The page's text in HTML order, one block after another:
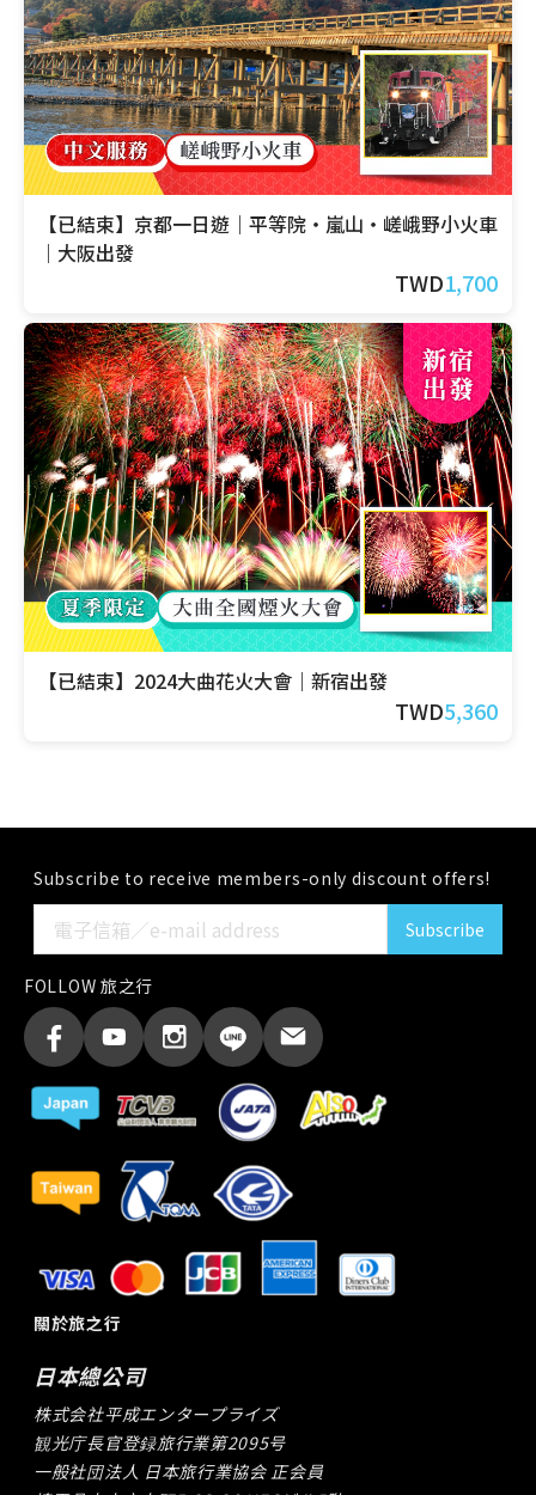
【已結束】京都一日遊｜平等院・嵐山・嵯峨野小火車
｜大阪出發
TWD1,700
【已結束】2024大曲花火大會｜新宿出發
TWD5,360
關於旅之行
日本總公司
株式会社平成エンタープライズ
観光庁長官登録旅行業第2095号
一般社団法人 日本旅行業協会 正会員
Subscribe to receive members-only discount offers!
Subscribe
FOLLOW 旅之行